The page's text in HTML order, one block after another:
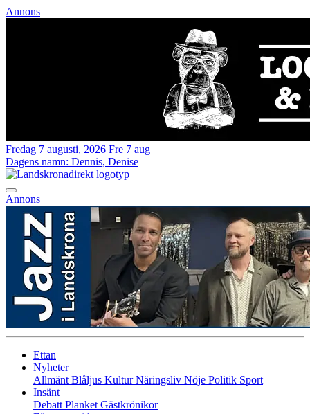
Annons
Fredag 7 augusti, 2026 Fre 7 aug
Dagens namn: Dennis, Denise
Annons
Ettan
Nyheter
Allmänt Blåljus KulturNäringsliv Nöje Politik Sport
Insänt
Debatt Planket Gästkrönikor